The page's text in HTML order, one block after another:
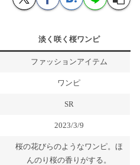
淡く咲く桜ワンピ
ファッションアイテム
ワンピ
SR
2023/3/9
桜の花びらのようなワンピ。ほ
んのり桜の香りがする。